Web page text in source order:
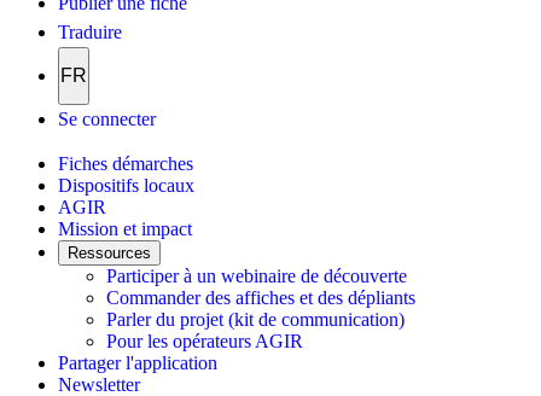
Traduire
FR
Se connecter
Fiches démarches
Dispositifs locaux
AGIR
Mission et impact
Ressources
Participer à un webinaire de découverte
Commander des affiches et des dépliants
Parler du projet (kit de communication)
Pour les opérateurs AGIR
Partager l'application
Newsletter